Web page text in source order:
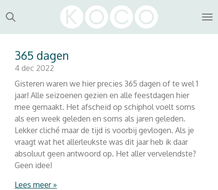
direct
naar
hoofdinhoud
365 dagen
4 dec 2022
Gisteren waren we hier precies 365 dagen of te wel 1
jaar! Alle seizoenen gezien en alle feestdagen hier
mee gemaakt. Het afscheid op schiphol voelt soms
als een week geleden en soms als jaren geleden.
Lekker cliché maar de tijd is voorbij gevlogen. Als je
vraagt wat het allerleukste was dit jaar heb ik daar
absoluut geen antwoord op. Het aller vervelendste?
Geen idee!
Lees meer »